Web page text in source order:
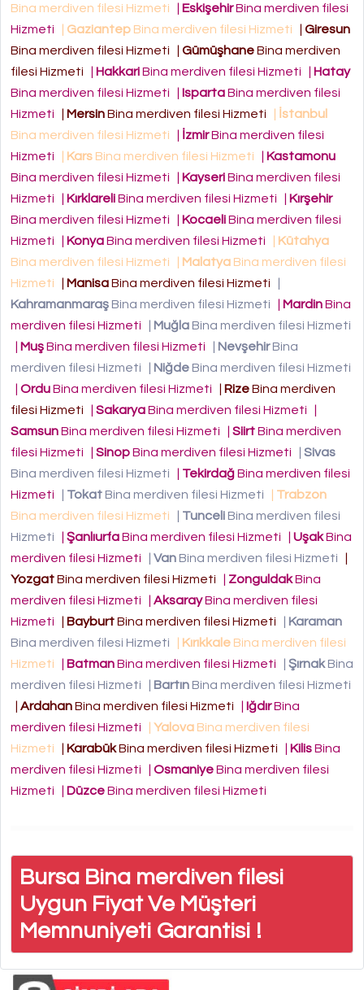
Bina merdiven filesi Hizmeti
EskişehirBina merdiven filesi
Hizmeti
Gaziantep Bina merdiven filesi Hizmeti
Giresun
Bina merdiven filesi Hizmeti
GümüşhaneBina merdiven
filesi Hizmeti
HakkariBina merdiven filesi Hizmeti
Hatay
Bina merdiven filesi Hizmeti
IspartaBina merdiven filesi
Hizmeti
MersinBina merdiven filesi Hizmeti
İstanbul
Bina merdiven filesi Hizmeti
İzmirBina merdiven filesi
Hizmeti
Kars Bina merdiven filesi Hizmeti
Kastamonu
Bina merdiven filesi Hizmeti
KayseriBina merdiven filesi
Hizmeti
KırklareliBina merdiven filesi Hizmeti
Kırşehir
Bina merdiven filesi Hizmeti
KocaeliBina merdiven filesi
Hizmeti
KonyaBina merdiven filesi Hizmeti
Kütahya
Bina merdiven filesi Hizmeti
Malatya Bina merdiven filesi
Hizmeti
ManisaBina merdiven filesi Hizmeti
KahramanmaraşBina merdiven filesi Hizmeti MardinBina
merdiven filesi Hizmeti
MuğlaBina merdiven filesi Hizmeti
MuşBina merdiven filesi Hizmeti NevşehirBina
merdiven filesi Hizmeti
NiğdeBina merdiven filesi Hizmeti
OrduBina merdiven filesi Hizmeti RizeBina merdiven
filesi Hizmeti
SakaryaBina merdiven filesi Hizmeti
SamsunBina merdiven filesi Hizmeti SiirtBina merdiven
filesi Hizmeti
SinopBina merdiven filesi Hizmeti
Sivas
Bina merdiven filesi Hizmeti
TekirdağBina merdiven filesi
Hizmeti
TokatBina merdiven filesi Hizmeti
Trabzon
Bina merdiven filesi Hizmeti
TunceliBina merdiven filesi
Hizmeti
ŞanlıurfaBina merdiven filesi Hizmeti UşakBina
merdiven filesi Hizmeti
VanBina merdiven filesi Hizmeti
YozgatBina merdiven filesi Hizmeti ZonguldakBina
merdiven filesi Hizmeti
AksarayBina merdiven filesi
Hizmeti
BayburtBina merdiven filesi Hizmeti
Karaman
Bina merdiven filesi Hizmeti
Kırıkkale Bina merdiven filesi
Hizmeti
BatmanBina merdiven filesi Hizmeti ŞırnakBina
merdiven filesi Hizmeti
BartınBina merdiven filesi Hizmeti
ArdahanBina merdiven filesi Hizmeti IğdırBina
merdiven filesi Hizmeti
Yalova Bina merdiven filesi
Hizmeti
KarabükBina merdiven filesi Hizmeti KilisBina
merdiven filesi Hizmeti
OsmaniyeBina merdiven filesi
Hizmeti
DüzceBina merdiven filesi Hizmeti
Bursa Bina merdiven filesi
Uygun Fiyat Ve Müşteri
Memnuniyeti Garantisi !